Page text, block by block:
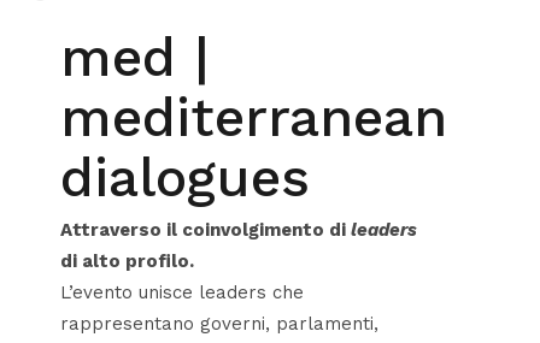
med |
mediterranean
dialogues
Attraverso il coinvolgimento di leaders
di alto profilo.
L’evento unisce leaders che
rappresentano governi, parlamenti,